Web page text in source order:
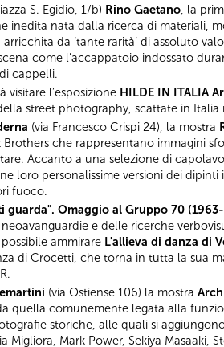
S. Egidio, 1/b) Rino Gaetano, la
inedita nata dalla ricerca di materiali,
da ‘tante rarità’ di assoluto
come l’accappatoio indossato
cappelli.
visitare l’esposizione HILDE IN ITALIA
street photography, scattate in
(via Francesco Crispi 24), la mostra
che rappresentano immagini
Accanto a una selezione di
loro personalissime versioni dei
fuoco.
guarda". Omaggio al Gruppo 70
e delle ricerche
ammirare L'allieva di danza di
di Crocetti, che torna in tutta la sua
(via Ostiense 106) la mostra
quella comunemente legata alla
storiche, alle quali si
Migliora, Mark Power, Sekiya